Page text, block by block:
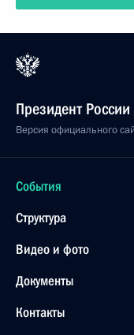
Президент России
Версия официального
События
Структура
Видео и фото
Документы
Контакты